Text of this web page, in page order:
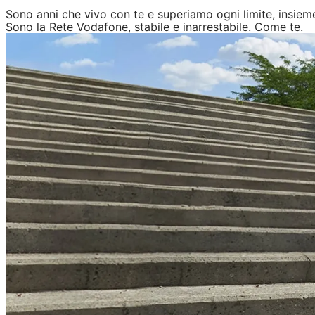
Sono anni che vivo con te e superiamo ogni limite,
Sono la Rete Vodafone, stabile e inarrestabile. Come te.